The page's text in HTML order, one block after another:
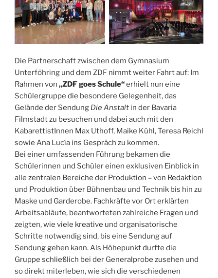
Die Partnerschaft zwischen dem Gymnasium
Unterföhring und dem ZDF nimmt weiter Fahrt auf: Im
Rahmen von „ZDF goes Schule“erhielt nun eine
Schülergruppe die besondere Gelegenheit, das
Gelände der Sendung Die Anstalt in der Bavaria
Filmstadt zu besuchen und dabei auch mit den
KabarettistInnen Max Uthoff, Maike Kühl, Teresa Reichl
sowie Ana Lucía ins Gespräch zu kommen.
Bei einer umfassenden Führung bekamen die
Schülerinnen und Schüler einen exklusiven Einblick in
alle zentralen Bereiche der Produktion – von Redaktion
und Produktion über Bühnenbau und Technik bis hin zu
Maske und Garderobe. Fachkräfte vor Ort erklärten
Arbeitsabläufe, beantworteten zahlreiche Fragen und
zeigten, wie viele kreative und organisatorische
Schritte notwendig sind, bis eine Sendung auf
Sendung gehen kann. Als Höhepunkt durfte die
Gruppe schließlich bei der Generalprobe zusehen und
so direkt miterleben, wie sich die verschiedenen